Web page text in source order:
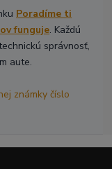
Poradíme ti
funguje. Každú
správnosť,
aute.
známky číslo